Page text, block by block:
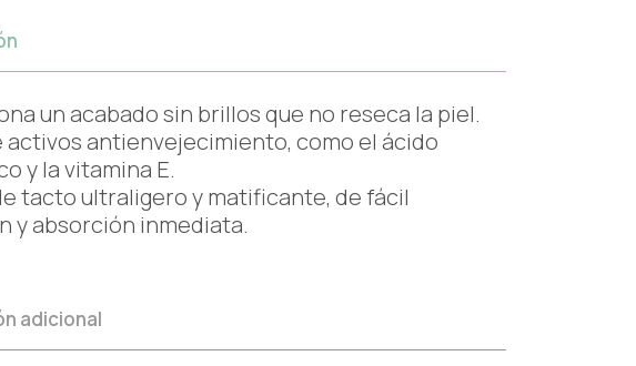
un acabado sin brillos que no reseca la piel.
antienvejecimiento, como el ácido
y la vitamina E.
tacto ultraligero y matificante, de fácil
y absorción inmediata.
adicional